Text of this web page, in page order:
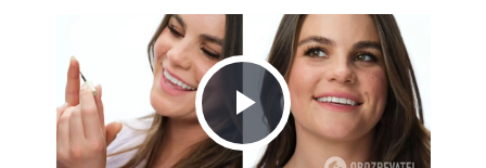
Play